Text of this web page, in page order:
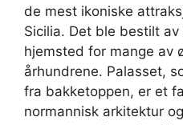
de mest ikoniske
Sicilia. Det ble bestilt av
hjemsted for mange av
århundrene. Palasset,
fra bakketoppen, er et
normannisk arkitektur